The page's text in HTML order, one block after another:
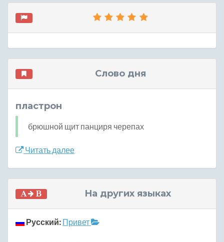
Слово дня
пластрон
брюшной щит панциря черепах
Читать далее
На других языках
Русский: Привет